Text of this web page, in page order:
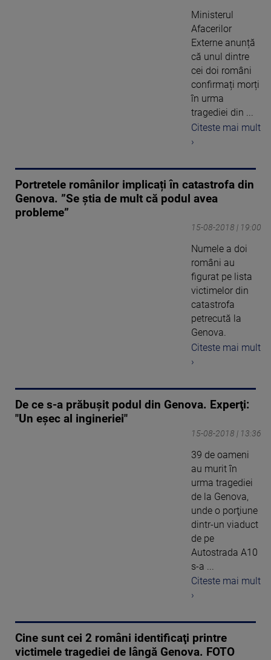
Ministerul
Afacerilor
Externe anunță
că unul dintre
cei doi români
confirmați morți
în urma
tragediei din ...
Citeste mai mult
›
Portretele românilor implicați în catastrofa din
Genova. ”Se ştia de mult că podul avea
probleme”
15-08-2018 | 19:00
Numele a doi
români au
figurat pe lista
victimelor din
catastrofa
petrecută la
Genova.
Citeste mai mult
›
De ce s-a prăbuşit podul din Genova. Experţi:
"Un eşec al ingineriei"
15-08-2018 | 13:36
39 de oameni
au murit în
urma tragediei
de la Genova,
unde o porţiune
dintr-un viaduct
de pe
Autostrada A10
s-a ...
Citeste mai mult
›
Cine sunt cei 2 români identificaţi printre
victimele tragediei de lângă Genova. FOTO